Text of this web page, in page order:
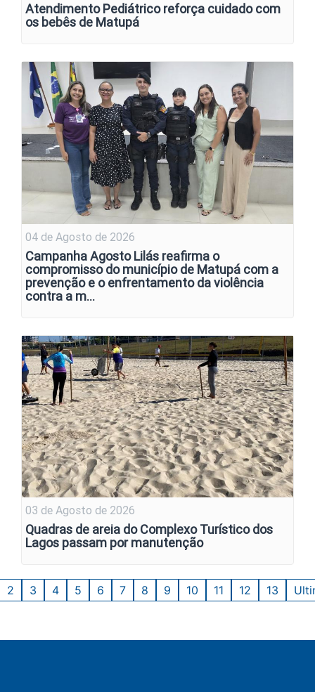
Atendimento Pediátrico reforça cuidado com
os bebês de Matupá
04 de Agosto de 2026
Campanha Agosto Lilás reafirma o
compromisso do município de Matupá com a
prevenção e o enfrentamento da violência
contra a m…
03 de Agosto de 2026
Quadras de areia do Complexo Turístico dos
Lagos passam por manutenção
2 3 4 5 6 7 8 9 10 11 12 13